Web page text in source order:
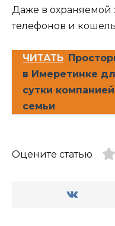
Даже в охраняемой
телефонов и
ЧИТАТЬ
в Имеретинке
сутки
семьи
Оцените статью